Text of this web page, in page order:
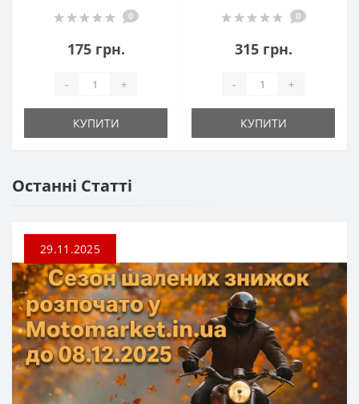
0
175 грн.
- +
КУПИТИ
0
315 грн.
- +
КУПИТИ
Останні Статті
29.11.2025